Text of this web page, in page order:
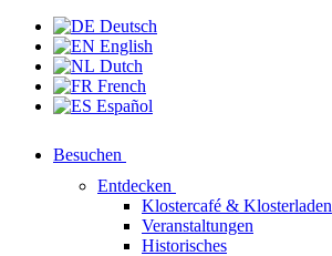
Deutsch
English
Dutch
French
Español
Besuchen
Entdecken
Klostercafé & Klosterladen
Veranstaltungen
Historisches